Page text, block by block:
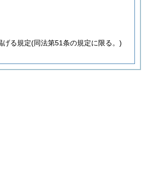
げる規定(同法第51条の規定に限る。)